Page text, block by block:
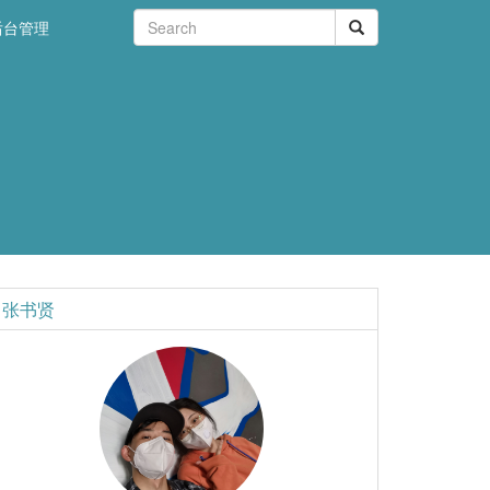
管理
张书贤